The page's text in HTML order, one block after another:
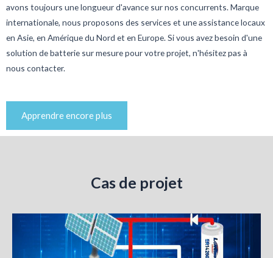
avons toujours une longueur d'avance sur nos concurrents. Marque
internationale, nous proposons des services et une assistance locaux
en Asie, en Amérique du Nord et en Europe. Si vous avez besoin d'une
solution de batterie sur mesure pour votre projet, n'hésitez pas à
nous contacter.
Apprendre encore plus
Cas de projet